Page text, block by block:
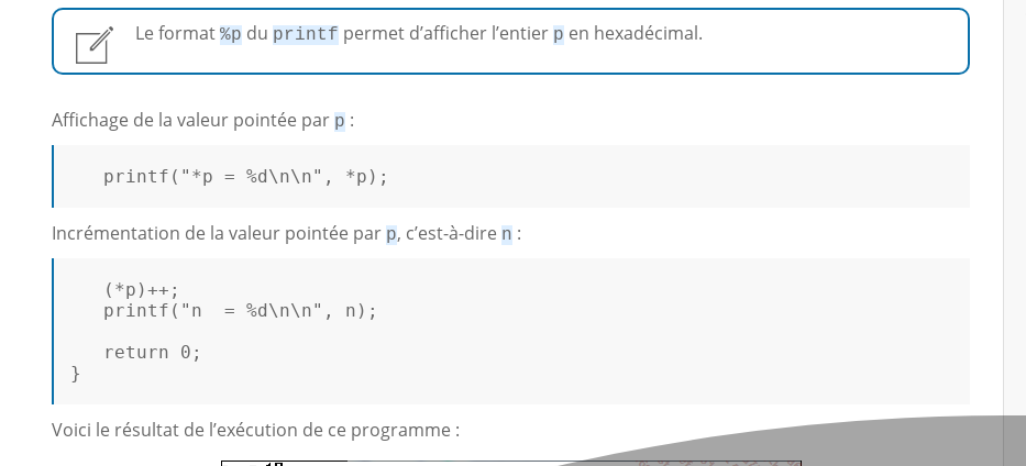
Le format %p du printf permet d’afficher l’entier p en hexadécimal.
Affichage de la valeur pointée par p :
printf ( "*p = %d\n\n" , *p);
Incrémentation de la valeur pointée par p, c’est-à-dire n :
(*p)++;
printf ( "n  = %d\n\n" , n);
return
0 ;
}
Voici le résultat de l’exécution de ce programme :